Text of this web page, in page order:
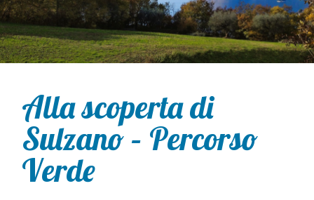
Alla scoperta di
Sulzano – Percorso
Verde